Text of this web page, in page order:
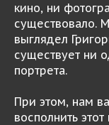
кино, ни
существовало.
выглядел
существует ни
портрета.
При этом, нам
восполнить